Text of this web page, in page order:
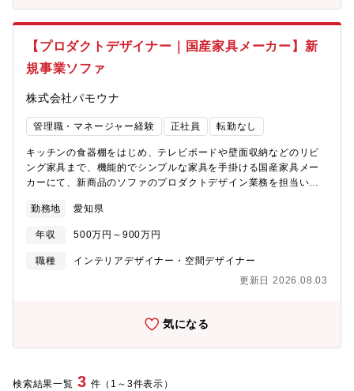
物のデザイン：商品に付随するメッセージカードやギフト用リボ
ンなどのデザイン制作。・ビジュアル提案：企画段階でのイメー
ジボード作成や、社内プレゼン用のデザイン案提示。２.入稿・ク
オリティ管理・入稿データチェック：パートナー企業に制作して
もらった印刷工程を考慮した正確なデータ作成（アウトライン
箱の印刷原稿作成・色校正・立ち会い：印刷会社での色校正チェ
担保：量産時における仕上がりクオリティの最終責任。３.ディレ
た制作スケジュールの逆算管理。・サプライヤー折衝：印刷会社
や資材メーカーとの打ち合わせ。仕様の選定（紙質、加工方法、
形状）やコスト交渉。・コスト管理：予算内に収めるための仕様
変更提案や、見積もりの精査。
【プロダクトデザイナー｜国産家具メーカー】新
規事業ソファ
株式会社パモウナ
管理職・マネージャー経験 正社員 転勤なし
キッチンの食器棚をはじめ、テレビボードや壁面収納などのリビ
ング家具まで、機能的でシンプルな家具を手掛ける国産家具メー
カーにて、新商品のソファのプロダクトデザイン業務を担当いた
案が採用されたら、予定されていた商品発売日から逆算しスケジ
ュールを立てます。販売価格を想定し、概算見積もりの作成と確
認、アイテム展開の決定、構造設計の打合せを設計と行い、試作
製作へ進めていきます。③新規資材が採用される場合は仕入れ先
るかの確認を行っていきます。④試作が完成したら、評価を行い
います。⑤販促を行うための写真撮りやアピールポイントを反映
させた資料作りを製作グループと打合せをします。⑥量産までに
設計と修正部分の打合せや設計からでてきた資材費、加工費の積
初回生産の立会いも設計と一緒に行います。※その他、新規資材
勤務地 愛知県
年収 500万円～900万円
職種
インテリアデザイナー・空間デザイナー
更新日 2026.08.03
気になる
検索結果一覧 3 件（1～3件表示）